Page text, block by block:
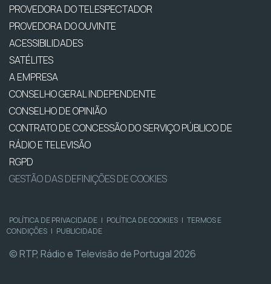
PROVEDORA DO TELESPECTADOR
PROVEDORA DO OUVINTE
ACESSIBILIDADES
SATÉLITES
A EMPRESA
CONSELHO GERAL INDEPENDENTE
CONSELHO DE OPINIÃO
CONTRATO DE CONCESSÃO DO SERVIÇO PÚBLICO DE
RÁDIO E TELEVISÃO
RGPD
GESTÃO DAS DEFINIÇÕES DE COOKIES
POLÍTICA DE PRIVACIDADE | POLÍTICA DE COOKIES | TERMOS E
CONDIÇÕES | PUBLICIDADE
© RTP, Rádio e Televisão de Portugal 2026